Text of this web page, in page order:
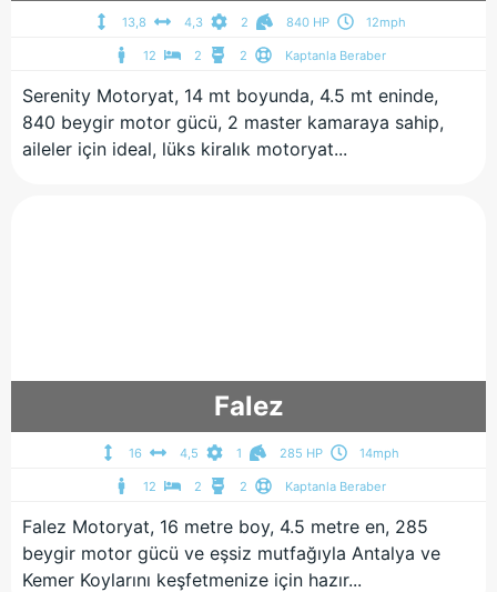
13,8 4,3 2 840 HP 12mph
12 2 2 Kaptanla Beraber
Serenity Motoryat, 14 mt boyunda, 4.5 mt eninde,
840 beygir motor gücü, 2 master kamaraya sahip,
aileler için ideal, lüks kiralık motoryat...
Falez
16 4,5 1 285 HP 14mph
12 2 2 Kaptanla Beraber
Falez Motoryat, 16 metre boy, 4.5 metre en, 285
beygir motor gücü ve eşsiz mutfağıyla Antalya ve
Kemer Koylarını keşfetmenize için hazır...